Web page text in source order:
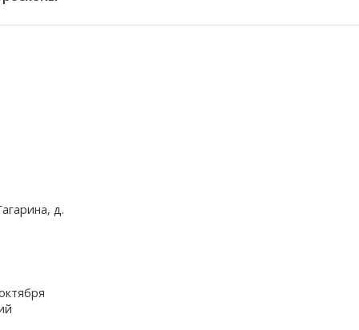
д.